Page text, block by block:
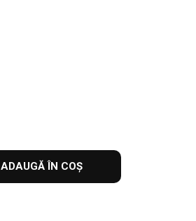
ADAUGĂ ÎN COȘ